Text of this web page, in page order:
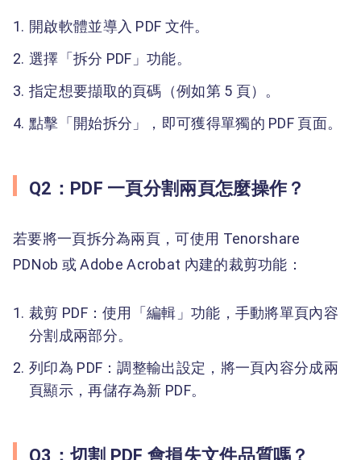
開啟軟體並導入 PDF 文件。
選擇「拆分 PDF」功能。
指定想要擷取的頁碼（例如第 5 頁）。
點擊「開始拆分」，即可獲得單獨的 PDF 頁面。
Q2：PDF 一頁分割兩頁怎麼操作？
若要將一頁拆分為兩頁，可使用 Tenorshare
PDNob 或 Adobe Acrobat 內建的裁剪功能：
裁剪 PDF：使用「編輯」功能，手動將單頁內容
分割成兩部分。
列印為 PDF：調整輸出設定，將一頁內容分成兩
頁顯示，再儲存為新 PDF。
Q3：切割 PDF 會損失文件品質嗎？